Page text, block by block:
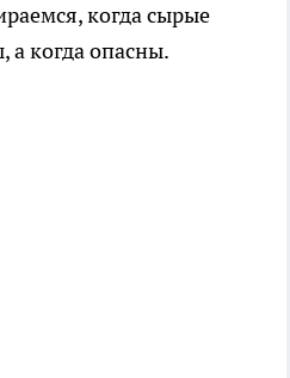
когда сырые
когда опасны.